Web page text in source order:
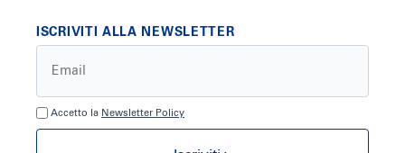
ISCRIVITI ALLA NEWSLETTER
Accetto la Newsletter Policy